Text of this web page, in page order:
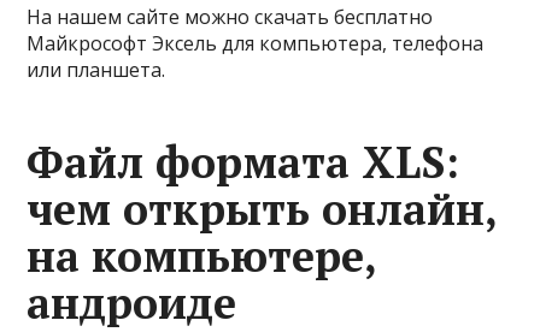
На нашем сайте можно скачать бесплатно
Майкрософт Эксель для компьютера, телефона
или планшета.
Файл формата XLS:
чем открыть онлайн,
на компьютере,
андроиде